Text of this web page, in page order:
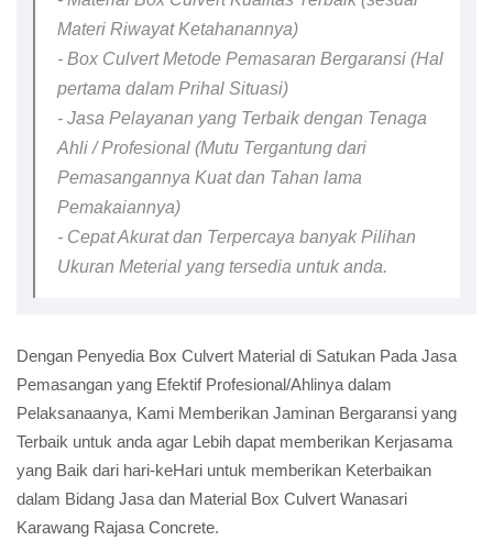
Materi Riwayat Ketahanannya)
- Box Culvert Metode Pemasaran Bergaransi (Hal
pertama dalam Prihal Situasi)
- Jasa Pelayanan yang Terbaik dengan Tenaga
Ahli / Profesional (Mutu Tergantung dari
Pemasangannya Kuat dan Tahan lama
Pemakaiannya)
- Cepat Akurat dan Terpercaya banyak Pilihan
Ukuran Meterial yang tersedia untuk anda.
Dengan Penyedia Box Culvert Material di Satukan Pada Jasa
Pemasangan yang Efektif Profesional/Ahlinya dalam
Pelaksanaanya, Kami Memberikan Jaminan Bergaransi yang
Terbaik untuk anda agar Lebih dapat memberikan Kerjasama
yang Baik dari hari-keHari untuk memberikan Keterbaikan
dalam Bidang Jasa dan Material Box Culvert Wanasari
Karawang Rajasa Concrete.